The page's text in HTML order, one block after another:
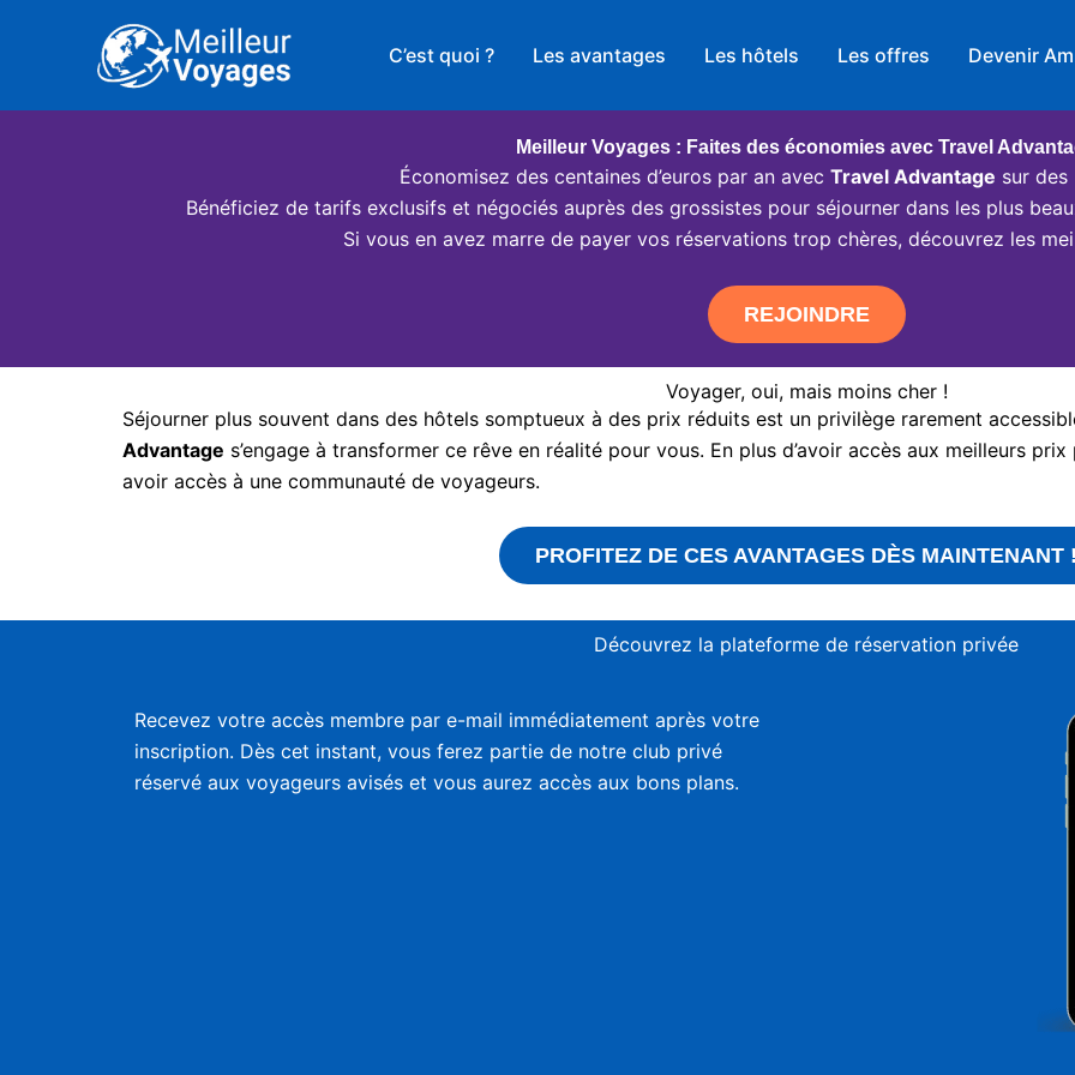
C’est quoi ? Les avantages Les hôtels Les offres Devenir
Meilleur Voyages : Faites des économies avec Travel
Économisez des centaines d’euros par an avec Travel Advantage sur des
Bénéficiez de tarifs exclusifs et négociés auprès des grossistes pour séjourner dans les plus
Si vous en avez marre de payer vos réservations trop chères, découvrez les
REJOINDRE
Voyager, oui, mais moins cher !
Séjourner plus souvent dans des hôtels somptueux à des prix réduits est un privilège rarement
Advantage s’engage à transformer ce rêve en réalité pour vous. En plus d’avoir accès aux meilleurs
avoir accès à une communauté de voyageurs.
PROFITEZ DE CES AVANTAGES DÈS MAINTENANT
Découvrez la plateforme de réservation privée
Recevez votre accès membre par e-mail immédiatement après votre
inscription. Dès cet instant, vous ferez partie de notre club privé
réservé aux voyageurs avisés et vous aurez accès aux bons plans.